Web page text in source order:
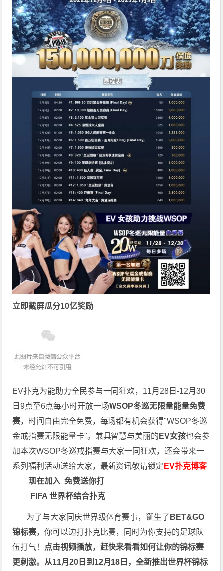
立即截屏瓜分10亿奖励
EV扑克为能助力全民参与一同狂欢，11月28日-12月30
日9点至6点每小时开放一场WSOP冬巡无限量能量免费
赛，时间自由完全免费，每场都有机会获得"WSOP冬巡
金戒指赛无限能量卡"。兼具智慧与美丽的 EV女孩也会参
加本次WSOP冬巡戒指赛与大家一同狂欢，还会带来一
系列福利活动送给大家，最新资讯敬请锁定 EV扑克博客
现在加入免费送你打
FIFA 世界杯结合扑克
为了与大家同庆世界级体育赛事，诞生了 BET&GO
锦标赛，你可以边打扑克比赛，同时为你支持的足球队
伍打气！ 点击视频播放，赶快来看看如何让你的锦标赛
更刺激。 从11月20日到12月18日，全新推出世界杯锦标